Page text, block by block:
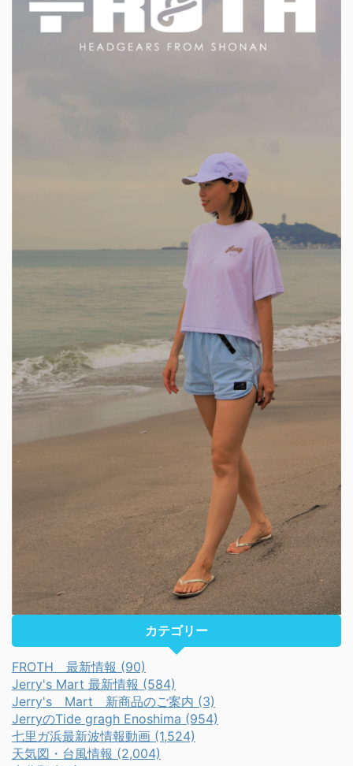
カテゴリー
FROTH 最新情報 (90)
Jerry's Mart 最新情報 (584)
Jerry's Mart 新商品のご案内 (3)
JerryのTide gragh Enoshima (954)
七里ガ浜最新波情報動画 (1,524)
天気図・台風情報 (2,004)